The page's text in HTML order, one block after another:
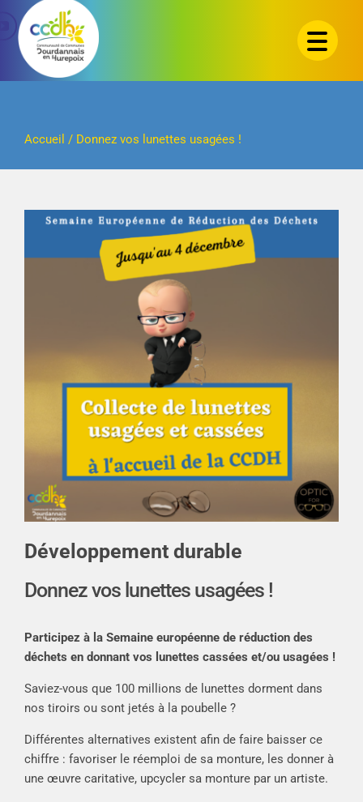
Passer
contenu
Accueil / Donnez vos lunettes usagées !
Développement durable
Donnez vos lunettes usagées !
Participez à la Semaine européenne de réduction des
déchets en donnant vos lunettes cassées et/ou usagées !
Saviez-vous que 100 millions de lunettes dorment dans
nos tiroirs ou sont jetés à la poubelle ?
Différentes alternatives existent afin de faire baisser ce
chiffre : favoriser le réemploi de sa monture, les donner à
une œuvre caritative, upcycler sa monture par un artiste.